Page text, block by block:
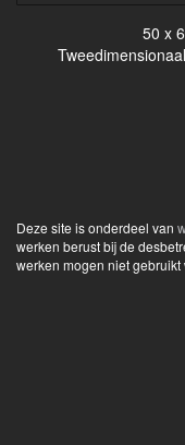
50 x
Deze site is onderdeel van
werken berust bij de
werken mogen niet